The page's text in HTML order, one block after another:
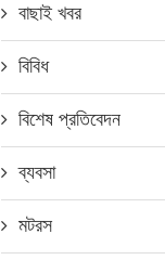
বাছাই খবর
বিবিধ
বিশেষ প্রতিবেদন
ব্যবসা
মটরস